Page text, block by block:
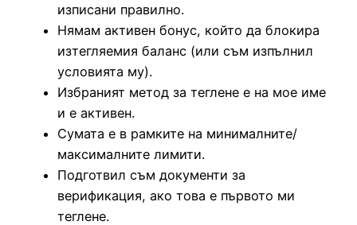
изписани правилно.
Нямам активен бонус, който да блокира
изтегляемия баланс (или съм изпълнил
условията му).
Избраният метод за теглене е на мое име
и е активен.
Сумата е в рамките на минималните/
максималните лимити.
Подготвил съм документи за
верификация, ако това е първото ми
теглене.